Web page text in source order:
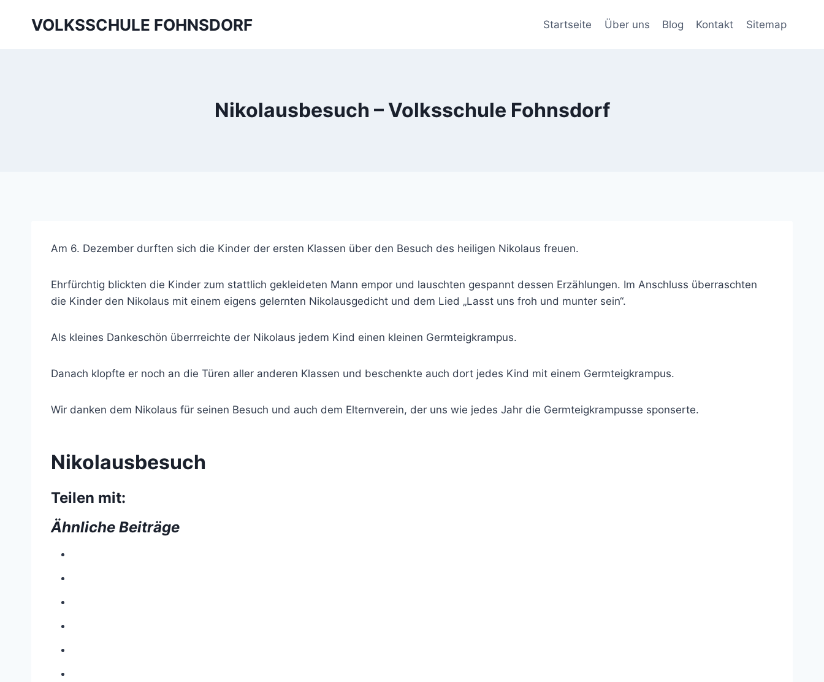
VOLKSSCHULE FOHNSDORF Startseite Über uns Blog Kontakt Sitemap
Nikolausbesuch – Volksschule Fohnsdorf
Am 6. Dezember durften sich die Kinder der ersten Klassen über den Besuch des heiligen Nikolaus freuen.
Ehrfürchtig blickten die Kinder zum stattlich gekleideten Mann empor und lauschten gespannt dessen Erzählungen. Im Anschluss überraschten
die Kinder den Nikolaus mit einem eigens gelernten Nikolausgedicht und dem Lied „Lasst uns froh und munter sein“.
Als kleines Dankeschön überrreichte der Nikolaus jedem Kind einen kleinen Germteigkrampus.
Danach klopfte er noch an die Türen aller anderen Klassen und beschenkte auch dort jedes Kind mit einem Germteigkrampus.
Wir danken dem Nikolaus für seinen Besuch und auch dem Elternverein, der uns wie jedes Jahr die Germteigkrampusse sponserte.
Nikolausbesuch
Teilen mit:
Ähnliche Beiträge